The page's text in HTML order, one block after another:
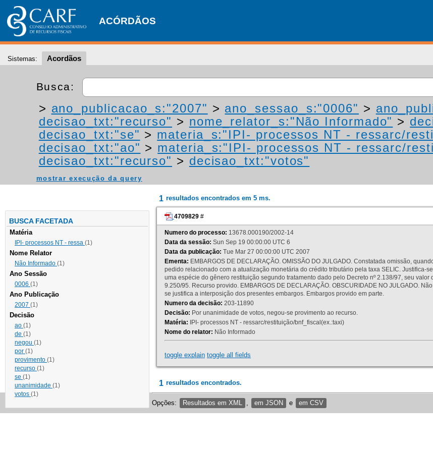
ACÓRDÃOS
Sistemas: Acordãos
Busca:
> ano_publicacao_s:"2007" > ano_sessao_s:"0006" >
decisao_txt:"recurso" > nome_relator_s:"Não Informado" >
decisao_txt:"se" > materia_s:"IPI- processos NT - ressarc/
decisao_txt:"ao" > materia_s:"IPI- processos NT - ressarc/
decisao_txt:"recurso" > decisao_txt:"votos"
mostrar execução da query
BUSCA FACETADA
Matéria
IPI- processos NT - ressa (1)
Nome Relator
Não Informado (1)
Ano Sessão
0006 (1)
Ano Publicação
2007 (1)
Decisão
ao (1)
de (1)
negou (1)
por (1)
provimento (1)
recurso (1)
se (1)
unanimidade (1)
votos (1)
1 resultados encontrados em 5 ms.
4709829 #
Numero do processo: 13678.000190/2002-14
Data da sessão: Sun Sep 19 00:00:00 UTC 6
Data da publicação: Tue Mar 27 00:00:00 UTC 2007
Ementa: EMBARGOS DE DECLARAÇÃO. OMISSÃO DO JULGADO. Constatada omissão,
pedido relacionado com a atualização monetária do crédito tributário pela taxa SELIC. Justifica-
uma espécie do gênero restituição segundo tratamento dado pelo Decreto nº 2.138/97, seu
9.250/95. Recurso provido. EMBARGOS DE DECLARAÇÃO. OBSCURIDADE NO JULGADO.
se justifica a interposição dos presentes embargos. Embargos provido em parte.
Numero da decisão: 203-11890
Decisão: Por unanimidade de votos, negou-se provimento ao recurso.
Matéria: IPI- processos NT - ressarc/restituição/bnf_fiscal(ex.:taxi)
Nome do relator: Não Informado
toggle explain toggle all fields
1 resultados encontrados.
Opções: Resultados em XML em JSON e em CSV